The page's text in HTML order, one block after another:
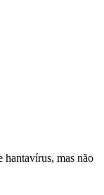
hantavírus, mas não